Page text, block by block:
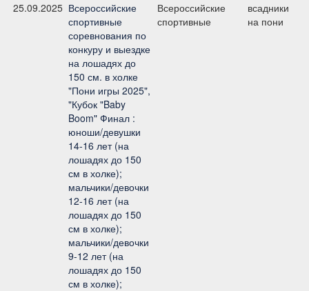
25.09.2025 Всероссийские
спортивные
соревнования по
конкуру и выездке
на лошадях до
150 см. в холке
"Пони игры 2025",
"Кубок "Baby
Boom" Финал :
юноши/девушки
14-16 лет (на
лошадях до 150
см в холке);
мальчики/девочки
12-16 лет (на
лошадях до 150
см в холке);
мальчики/девочки
9-12 лет (на
лошадях до 150
см в холке);
Всероссийские
спортивные
всадники
на пони